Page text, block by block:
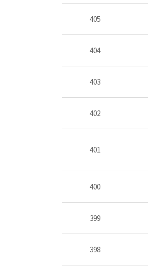
405
404
403
402
401
400
399
398